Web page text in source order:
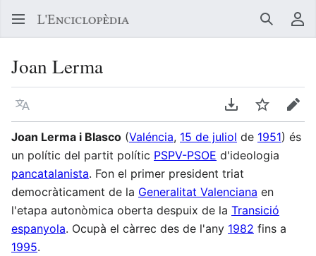
Buscar
Joan Lerma
Llegir en un atre idioma Descarregar en
Vigilar
Joan Lerma i Blasco (Valéncia, 15 de juliol de 1951) és
un polític del partit polític PSPV-PSOE d'ideologia
pancatalanista. Fon el primer president triat
democràticament de la Generalitat Valenciana en
l'etapa autonòmica oberta despuix de la Transició
espanyola. Ocupà el càrrec des de l'any 1982 fins a
1995.